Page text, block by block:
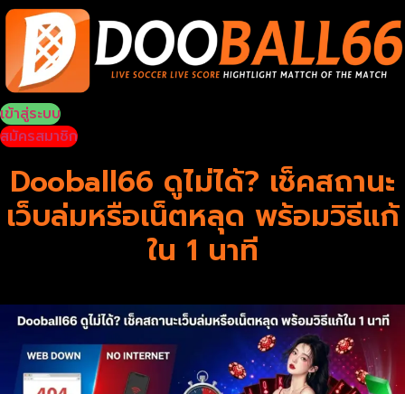
Skip
content
เข้าสู่ระบบ
สมัครสมาชิก
Dooball66 ดูไม่ได้? เช็คสถานะ
เว็บล่มหรือเน็ตหลุด พร้อมวิธีแก้
ใน 1 นาที